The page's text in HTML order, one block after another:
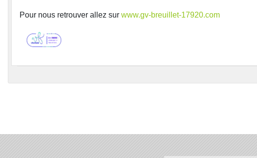
Pour nous retrouver allez sur www.gv-breuillet-17920.com